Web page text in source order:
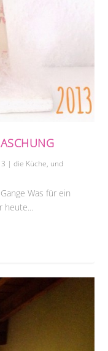
|die Küche, und
Was für ein
heute...